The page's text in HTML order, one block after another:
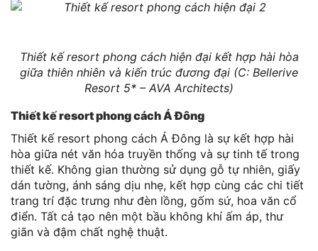
Thiết kế resort phong cách hiện đại kết hợp hài hòa
giữa thiên nhiên và kiến trúc đương đại (C: Bellerive
Resort 5* – AVA Architects)
Thiết kế resort phong cách Á Đông
Thiết kế resort phong cách Á Đông là sự kết hợp hài
hòa giữa nét văn hóa truyền thống và sự tinh tế trong
thiết kế. Không gian thường sử dụng gỗ tự nhiên, giấy
dán tường, ánh sáng dịu nhẹ, kết hợp cùng các chi tiết
trang trí đặc trưng như đèn lồng, gốm sứ, hoa văn cổ
điển. Tất cả tạo nên một bầu không khí ấm áp, thư
giãn và đậm chất nghệ thuật.